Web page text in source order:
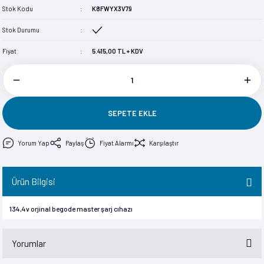
Stok Kodu K8FWYX3V79
Stok Durumu
Fiyat 5.415,00 TL + KDV
SEPETE EKLE
Yorum Yap Paylaş Fiyat Alarmı Karşılaştır
Ürün Bilgisi
134,4v orjinal begode master şarj cıhazı
Yorumlar